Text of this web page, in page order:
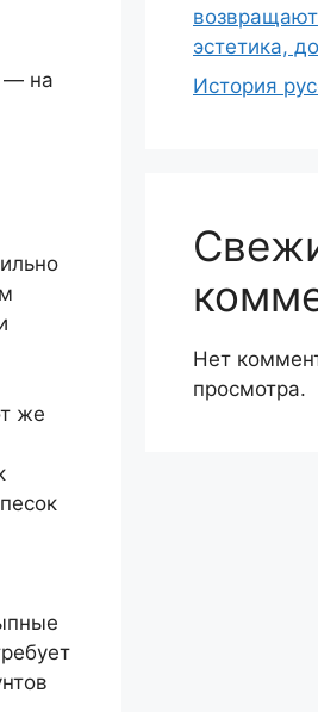
— на
же
эстетика,
История
Нет
просмотра.